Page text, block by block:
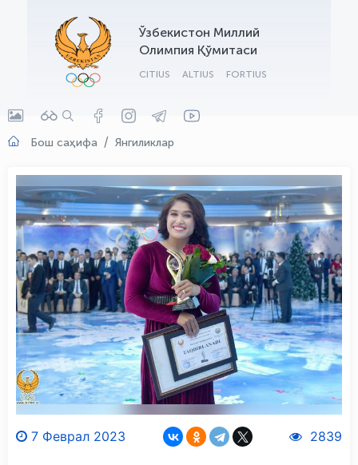
Ўзбекистон Миллий
Олимпия Қўмитаси
CITIUS ALTIUS FORTIUS
Бош саҳифа Янгиликлар
7 Феврал 2023 2839
OLYMPCHIK AI - yordamchi
Онлайн · olympic.uz